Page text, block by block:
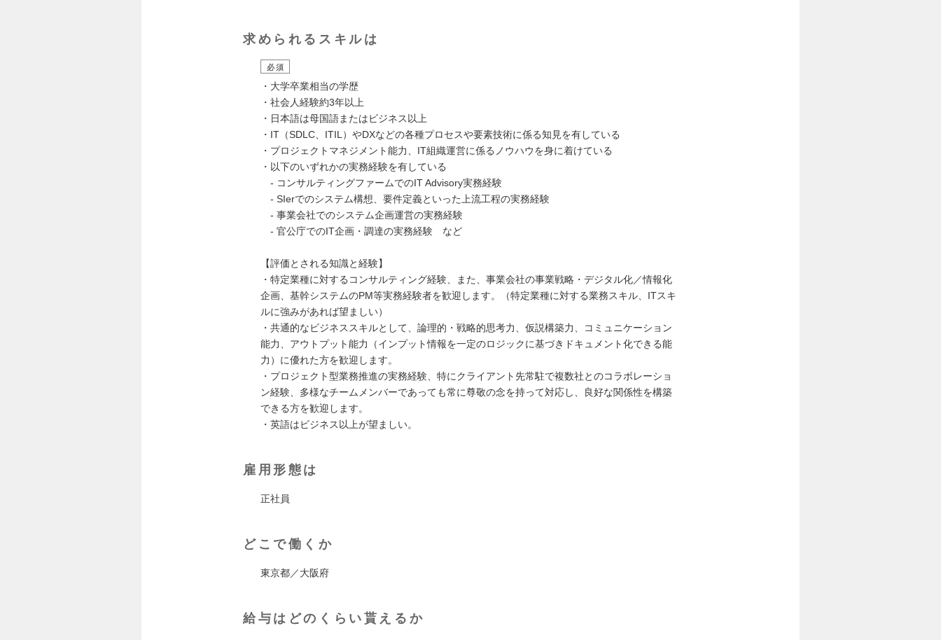
求められるスキルは
必須
・大学卒業相当の学歴
・社会人経験約3年以上
・日本語は母国語またはビジネス以上
・IT（SDLC、ITIL）やDXなどの各種プロセスや要素技術に係る知見を有している
・プロジェクトマネジメント能力、IT組織運営に係るノウハウを身に着けている
・以下のいずれかの実務経験を有している
- コンサルティングファームでのIT Advisory実務経験
- SIerでのシステム構想、要件定義といった上流工程の実務経験
- 事業会社でのシステム企画運営の実務経験
- 官公庁でのIT企画・調達の実務経験 など
【評価とされる知識と経験】
・特定業種に対するコンサルティング経験、また、事業会社の事業戦略・デジタル化／情報化
企画、基幹システムのPM等実務経験者を歓迎します。（特定業種に対する業務スキル、ITスキ
ルに強みがあれば望ましい）
・共通的なビジネススキルとして、論理的・戦略的思考力、仮説構築力、コミュニケーション
能力、アウトプット能力（インプット情報を一定のロジックに基づきドキュメント化できる能
力）に優れた方を歓迎します。
・プロジェクト型業務推進の実務経験、特にクライアント先常駐で複数社とのコラボレーショ
ン経験、多様なチームメンバーであっても常に尊敬の念を持って対応し、良好な関係性を構築
できる方を歓迎します。
・英語はビジネス以上が望ましい。
雇用形態は
正社員
どこで働くか
東京都／大阪府
給与はどのくらい貰えるか